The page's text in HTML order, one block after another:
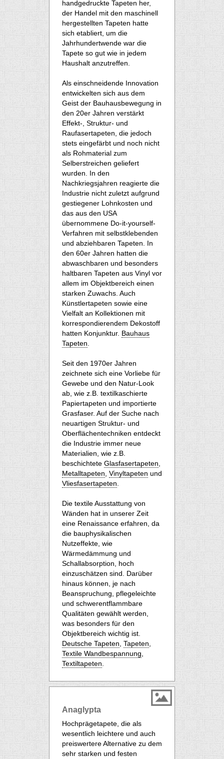
handgedruckte Tapeten her,
der Handel mit den maschinell
hergestellten Tapeten hatte
sich etabliert, um die
Jahrhundertwende war die
Tapete so gut wie in jedem
Haushalt anzutreffen.
Als einschneidende Innovation
entwickelten sich aus dem
Geist der Bauhausbewegung in
den 20er Jahren verstärkt
Effekt-, Struktur- und
Raufasertapeten, die jedoch
stets eingefärbt und noch nicht
als Rohmaterial zum
Selberstreichen geliefert
wurden. In den
Nachkriegsjahren reagierte die
Industrie nicht zuletzt aufgrund
gestiegener Lohnkosten und
das aus den USA
übernommene Do-it-yourself-
Verfahren mit selbstklebenden
und abziehbaren Tapeten. In
den 60er Jahren hatten die
abwaschbaren und besonders
haltbaren Tapeten aus Vinyl vor
allem im Objektbereich einen
starken Zuwachs. Auch
Künstlertapeten sowie eine
Vielfalt an Kollektionen mit
korrespondierendem Dekostoff
hatten Konjunktur. Bauhaus
Tapeten
Seit den 1970er Jahren
zeichnete sich eine Vorliebe für
Gewebe und den Natur-Look
ab, wie z.B. textilkaschierte
Papiertapeten und importierte
Grasfaser. Auf der Suche nach
neuartigen Struktur- und
Oberflächentechniken entdeckt
die Industrie immer neue
Materialien, wie z.B.
beschichtete Glasfasertapeten
Metalltapeten Vinyltapeten und
Vliesfasertapeten
Die textile Ausstattung von
Wänden hat in unserer Zeit
eine Renaissance erfahren, da
die bauphysikalischen
Nutzeffekte, wie
Wärmedämmung und
Schallabsorption, hoch
einzuschätzen sind. Darüber
hinaus können, je nach
Beanspruchung, pflegeleichte
und schwerentflammbare
Qualitäten gewählt werden,
was besonders für den
Objektbereich wichtig ist.
Deutsche Tapeten Tapeten
Textile Wandbespannung
Textiltapeten
Anaglypta
Hochprägetapete, die als
wesentlich leichtere und auch
preiswertere Alternative zu dem
sehr starken und festen